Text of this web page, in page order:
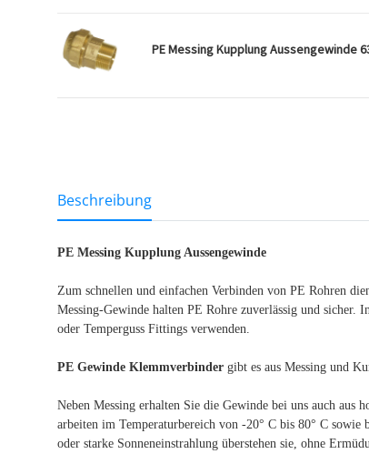
PE Messing Kupplung Aussengewinde
weitere Registerkarten anzeigen
Beschreibung
PE Messing Kupplung Aussengewinde
Zum schnellen und einfachen Verbinden von PE Rohren
Messing-Gewinde halten PE Rohre zuverlässig und
oder Temperguss Fittings verwenden.
PE Gewinde Klemmverbinder gibt es aus Messing und
Neben Messing erhalten Sie die Gewinde bei uns auch
arbeiten im Temperaturbereich von -20° C bis 80° C sowie
oder starke Sonneneinstrahlung überstehen sie, ohne